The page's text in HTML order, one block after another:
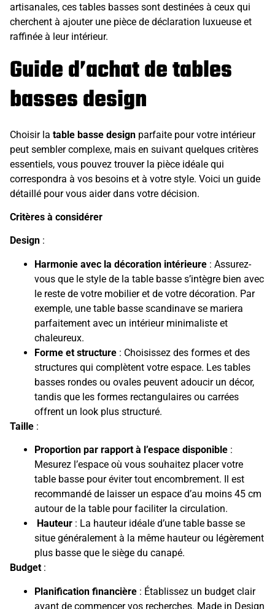
artisanales, ces tables basses sont destinées à ceux qui
cherchent à ajouter une pièce de déclaration luxueuse et
raffinée à leur intérieur.
Guide d’achat de tables
basses design
Choisir la table basse design parfaite pour votre intérieur
peut sembler complexe, mais en suivant quelques critères
essentiels, vous pouvez trouver la pièce idéale qui
correspondra à vos besoins et à votre style. Voici un guide
détaillé pour vous aider dans votre décision.
Critères à considérer
Design :
Harmonie avec la décoration intérieure : Assurez-
vous que le style de la table basse s’intègre bien avec
le reste de votre mobilier et de votre décoration. Par
exemple, une table basse scandinave se mariera
parfaitement avec un intérieur minimaliste et
chaleureux.
Forme et structure : Choisissez des formes et des
structures qui complètent votre espace. Les tables
basses rondes ou ovales peuvent adoucir un décor,
tandis que les formes rectangulaires ou carrées
offrent un look plus structuré.
Taille :
Proportion par rapport à l’espace disponible :
Mesurez l’espace où vous souhaitez placer votre
table basse pour éviter tout encombrement. Il est
recommandé de laisser un espace d’au moins 45 cm
autour de la table pour faciliter la circulation.
Hauteur : La hauteur idéale d’une table basse se
situe généralement à la même hauteur ou légèrement
plus basse que le siège du canapé.
Budget :
Planification financière : Établissez un budget clair
avant de commencer vos recherches. Made in Design